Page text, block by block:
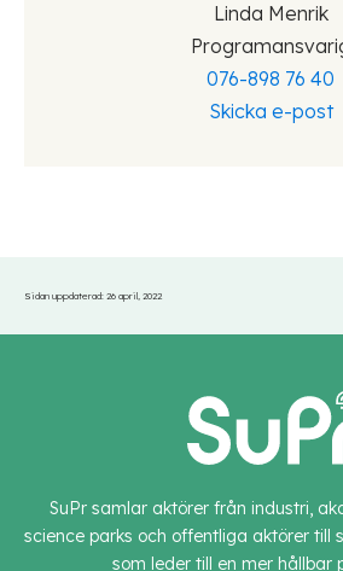
Linda Menrik
076-898 76 40
Skicka e-post
Sidan uppdaterad: 26 april, 2022
SuPr samlar aktörer från industri,
science parks och offentliga aktörer till
som leder till en mer hållbar